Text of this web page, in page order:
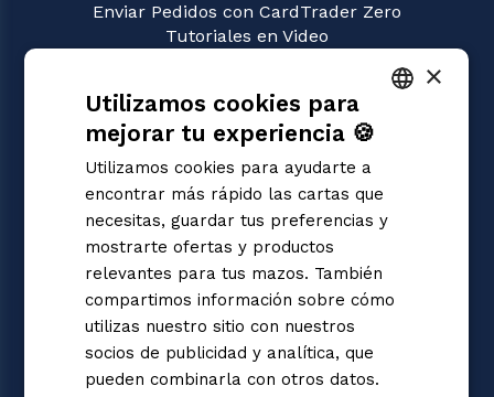
Enviar Pedidos con CardTrader Zero
Tutoriales en Video
Union Arena
Magic: the Gathering
Pokémon
Yu-Gi-Oh!
Flesh and Blood
Digimon
One Piece
Dragon Ball Super
Cardfight!! Vanguard
Disney Lorcana
Star Wars Unlimited
Riftbound | League of Legends
ITALIAN
×
Utilizamos cookies para
mejorar tu experiencia 🍪
Utilizamos cookies para ayudarte a
encontrar más rápido las cartas que
necesitas, guardar tus preferencias y
mostrarte ofertas y productos
relevantes para tus mazos. También
compartimos información sobre cómo
utilizas nuestro sitio con nuestros
socios de publicidad y analítica, que
pueden combinarla con otros datos.